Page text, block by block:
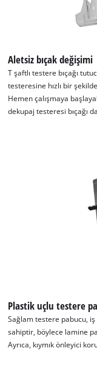
Aletsiz bıçak değişimi
T şaftlı testere bıçağı
testeresine hızlı bir
Hemen çalışmaya
dekupaj testeresi bıçağı
Plastik uçlu testere
Sağlam testere pabucu,
sahiptir, böylece lamine
Ayrıca, kıymık önleyici